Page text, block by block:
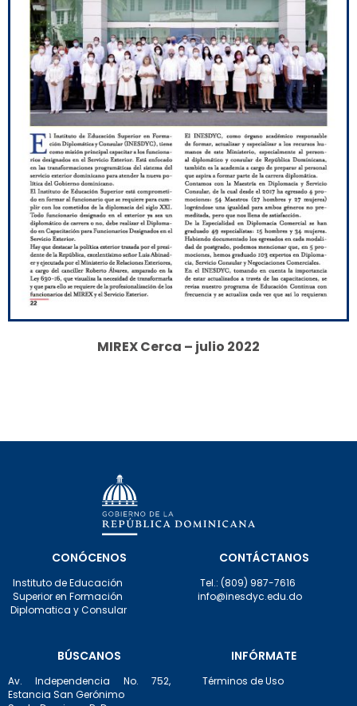
MIREX Cerca – julio 2022
CONÓCENOS
Instituto de Educación
Superior en Formación
Diplomatica y Consular
CONTÁCTANOS
Tel.: (809) 987-7616
info@inesdyc.edu.do
BÚSCANOS
Av. Independencia No. 752,
Estancia San Gerónimo
INFÓRMATE
Términos de Uso